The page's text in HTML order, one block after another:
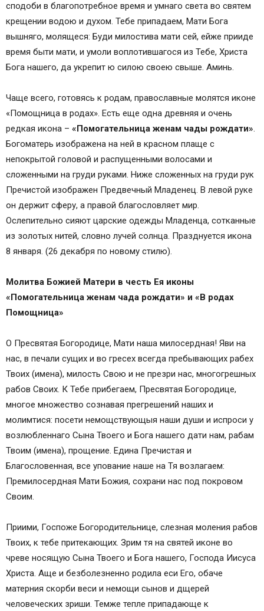
сподоби в благопотребное время и умнаго света во святем
крещении водою и духом. Тебе припадаем, Мати Бога
вышняго, молящеся: Буди милостива мати сей, ейже прииде
время быти мати, и умоли воплотившагося из Тебе, Христа
Бога нашего, да укрепит ю силою своею свыше. Аминь.
Чаще всего, готовясь к родам, православные молятся иконе
«Помощница в родах». Есть еще одна древняя и очень
редкая икона – «Помогательница женам чады рождати».
Богоматерь изображена на ней в красном плаще с
непокрытой головой и распущенными волосами и
сложенными на груди руками. Ниже сложенных на груди рук
Пречистой изображен Предвечный Младенец. В левой руке
он держит сферу, а правой благословляет мир.
Ослепительно сияют царские одежды Младенца, сотканные
из золотых нитей, словно лучей солнца. Празднуется икона
8 января. (26 декабря по новому стилю).
Молитва Божией Матери в честь Ея иконы
«Помогательница женам чада рождати» и «В родах
Помощница»
О Пресвятая Богородице, Мати наша милосердная! Яви на
нас, в печали сущих и во гресех всегда пребывающих рабех
Твоих (имена), милость Свою и не презри нас, многогрешных
рабов Своих. К Тебе прибегаем, Пресвятая Богородице,
многое множество сознавая прегрешений наших и
молимтися: посети немощствующыя наши души и испроси у
возлюбленнаго Сына Твоего и Бога нашего дати нам, рабам
Твоим (имена), прощение. Едина Пречистая и
Благословенная, все упование наше на Тя возлагаем:
Премилосердная Мати Божия, сохрани нас под покровом
Своим.
Приими, Госпоже Богородительнице, слезная моления рабов
Твоих, к тебе притекающих. Зрим тя на святей иконе во
чреве носящую Сына Твоего и Бога нашего, Господа Иисуса
Христа. Аще и безболезненно родила еси Его, обаче
матерния скорби веси и немощи сынов и дщерей
человеческих зриши. Темже тепле припадающе к